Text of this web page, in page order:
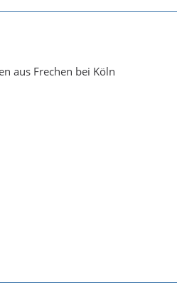
aus Frechen bei Köln